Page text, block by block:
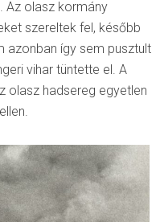
Az olasz kormány
szereltek fel, később
azonban így sem pusztult
vihar tüntette el. A
olasz hadsereg egyetlen